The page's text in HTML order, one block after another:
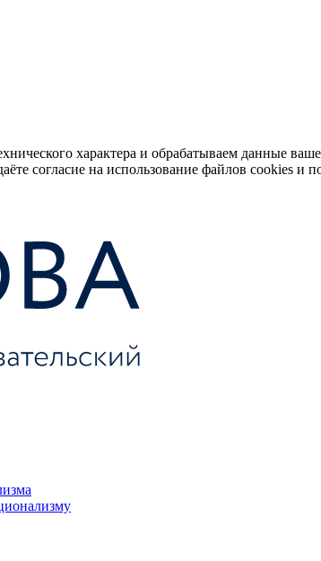
характера и обрабатываем данные
согласие на использование файлов cookies и